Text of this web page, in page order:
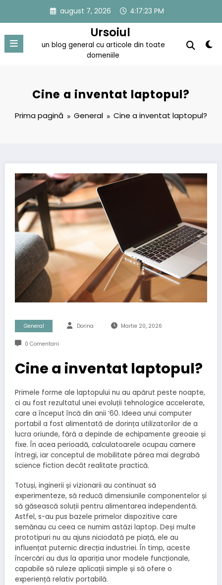
conținut
august 7, 2026 4:17:24 PM
Ursoiul
un blog general cu articole din toate
domeniile
Cine a inventat laptopul?
Prima pagină General Cine a inventat laptopul?
General Dorina Martie 20, 2026
0 Comentarii
Cine a inventat laptopul?
Primele forme ale laptopului nu au apărut peste noapte,
ci au fost rezultatul unei evoluții tehnologice accelerate,
care a început încă din anii ’60. Ideea unui computer
portabil a fost alimentată de dorința utilizatorilor de a
lucra oriunde, fără a depinde de echipamente greoaie și
fixe. În acea perioadă, calculatoarele ocupau camere
întregi, iar conceptul de mobilitate părea mai degrabă
science fiction decât realitate practică.
Totuși, inginerii și vizionarii au continuat să
experimenteze, să reducă dimensiunile componentelor și
să găsească soluții pentru alimentarea independentă.
Astfel, s-au pus bazele primelor dispozitive care
semănau cu ceea ce numim astăzi laptop. Deși multe
prototipuri nu au ajuns niciodată pe piață, ele au
influențat puternic direcția industriei. În timp, aceste
încercări au dus la apariția unor modele funcționale,
capabile să ruleze aplicații simple și să ofere o
experiență relativ portabilă.